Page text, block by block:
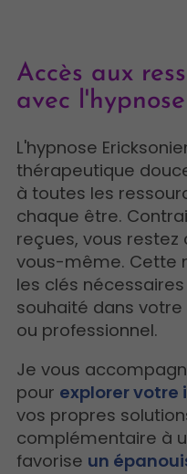
Accès aux
avec l'hypnose
L'hypnose
thérapeutique
à toutes les
chaque être.
reçues, vous
vous-même. Cette
les clés
souhaité dans votre
ou professionnel.
Je vous
pour explorer votre
vos propres
complémentaire à
favorise un